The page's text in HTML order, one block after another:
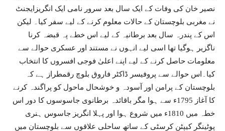
نصیر خان کی وفات کے ایک سال بعد سرور نامی ایک انگریزایجنٹ
نے مغربی بلوچستان کے حالات معلوم کرنے کے لیے سفر کیا۔ لیکن
اس کے پندرہ سال بعد برطانیہ کے لیے اس خطے پہ قبضہ کرنا
ناگزیر ہوگیا تھا اسی لیے انہوں نے مستند اور عسکری حوالے سے
معلومات حاصل کرنے کے لیے اپنے اعلیٰ فوجی افسروں کا انتخاب
کیا۔اس حوالے سے پروفیسر ڈاکٹر فاروق بلوچ رقمطراز ہے کہ
بلوچستان کے پرامن اور آسودہ و خوشحال ماحول کو پراگندہ کرنے
کا آغاز 1795ء سے ہوا مگر باقائدہ برطانوی جاسوسوں کا دور اس
خطہ میں 1810ء میں شروع ہوا اور پہلا انگریز جاسوس ہنری
پوٹینگر کیپٹن کرسٹی کے ساتھ ساحلی علاقوں سے بلوچستان میں